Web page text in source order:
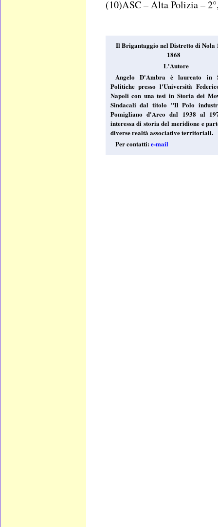
(10)ASC – Alta Polizia –
Il Brigantaggio nel Distretto di Nola
1868
L'Autore
Angelo D'Ambra è laureato in
Politiche presso l'Università
Napoli con una tesi in Storia dei
Sindacali dal titolo "Il Polo
Pomigliano d'Arco dal 1938 al
interessa di storia del meridione e
diverse realtà associative territoriali.
Per contatti:e-mail